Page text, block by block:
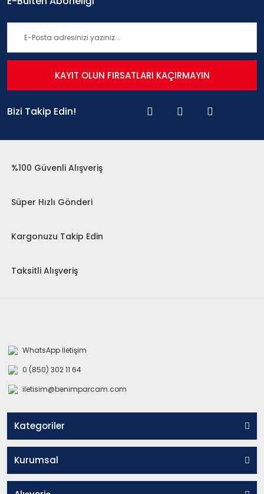
KAYIT OLUN FIRSATLARI KAÇIRMAYIN
Bizi Takip Edin!
%100 Güvenli Alışveriş
Süper Hızlı Gönderi
Kargonuzu Takip Edin
Taksitli Alışveriş
WhatsApp İletişim
0 (850) 302 11 64
iletisim@benimparcam.com
Kategoriler
Kurumsal